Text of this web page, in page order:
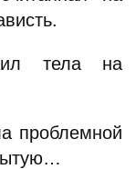
тела на
проблемной